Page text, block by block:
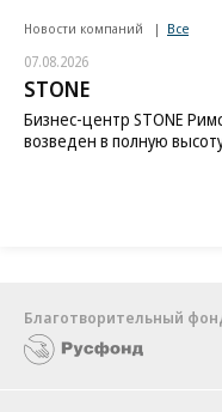
Новости компаний Все
07.08.2026
STONE
Бизнес-центр STONE
возведен в полную
Благотворительный